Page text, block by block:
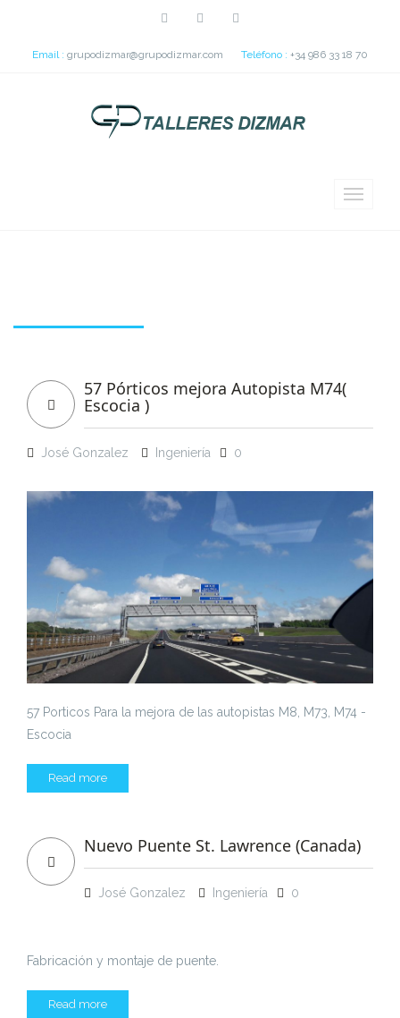
Email : grupodizmar@grupodizmar.com Teléfono : +34 986 33 18 70
57 Pórticos mejora Autopista M74(
Escocia )
José Gonzalez Ingeniería 0
57 Porticos Para la mejora de las autopistas M8, M73, M74 -
Escocia
Read more
Nuevo Puente St. Lawrence (Canada)
José Gonzalez Ingeniería 0
Fabricación y montaje de puente.
Read more